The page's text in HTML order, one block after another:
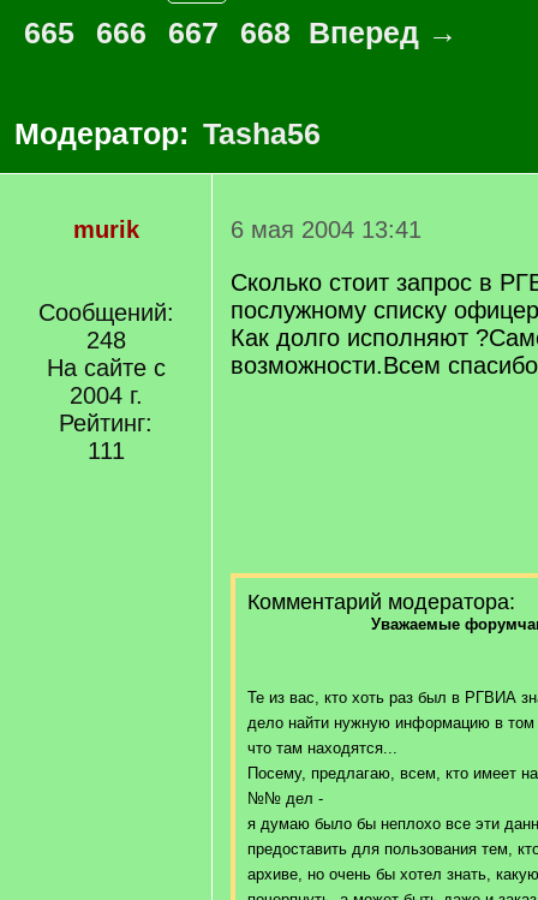
665
666 667 668 Вперед →
Модератор: Tasha56
murik
Сообщений:
248
На сайте с
2004 г.
Рейтинг:
111
6 мая 2004 13:41
Сколько стоит запрос в
послужному списку
Как долго исполняют
возможности.Всем
Комментарий модератора:
Уважаемые
Те из вас, кто хоть раз был в РГВИА
дело найти нужную информацию в том
что там находятся...
Посему, предлагаю, всем, кто имеет
№№ дел -
я думаю было бы неплохо все эти
предоставить для пользования тем,
архиве, но очень бы хотел знать,